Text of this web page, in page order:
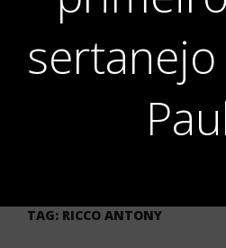
TAG: RICCO ANTONY